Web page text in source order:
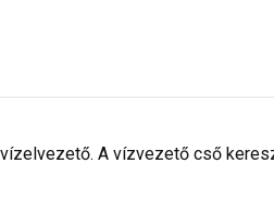
A vízvezető cső